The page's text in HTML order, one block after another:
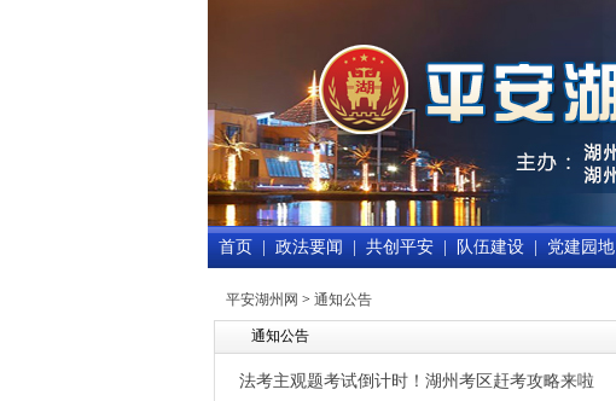
首页 政法要闻 共创平安 队伍建设 党建园地
平安湖州网 > 通知公告
通知公告
法考主观题考试倒计时！湖州考区赶考攻略来啦